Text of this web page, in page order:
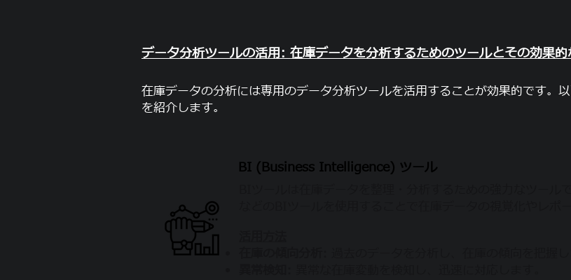
データ分析ツールの活用: 在庫データを分析するためのツールとその効果
在庫データの分析には専用のデータ分析ツールを活用することが効果的です。
を紹介します。
BI (Business Intelligence) ツール